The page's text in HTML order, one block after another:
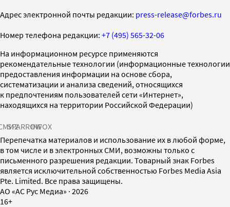
Адрес электронной почты редакции: press-release@forbes.ru
Номер телефона редакции: +7 (495) 565-32-06
На информационном ресурсе применяются
рекомендательные технологии (информационные технологии
предоставления информации на основе сбора,
систематизации и анализа сведений, относящихся
к предпочтениям пользователей сети «Интернет»,
находящихся на территории Российской Федерации)
SPARROWINFOX
Перепечатка материалов и использование их в любой форме,
в том числе и в электронных СМИ, возможны только с
письменного разрешения редакции. Товарный знак Forbes
является исключительной собственностью Forbes Media Asia
Pte. Limited. Все права защищены.
AO «АС Рус Медиа» · 2026
16+